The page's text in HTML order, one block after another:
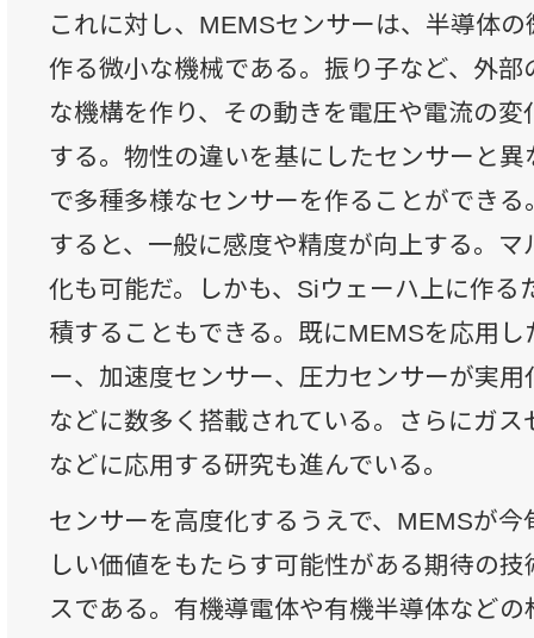
これに対し、MEMSセンサーは、半導体
作る微小な機械である。振り子など、外
な機構を作り、その動きを電圧や電流の
する。物性の違いを基にしたセンサーと
で多種多様なセンサーを作ることができ
すると、一般に感度や精度が向上する。
化も可能だ。しかも、Siウェーハ上に作る
積することもできる。既にMEMSを応用
ー、加速度センサー、圧力センサーが実
などに数多く搭載されている。さらにガ
などに応用する研究も進んでいる。
センサーを高度化するうえで、MEMSが今
しい価値をもたらす可能性がある期待の
スである。有機導電体や有機半導体など